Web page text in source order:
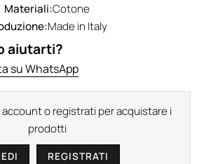
Materiali:Cotone
Made in Italy
aiutarti?
su WhatsApp
o registrati per acquistare i
prodotti
REGISTRATI